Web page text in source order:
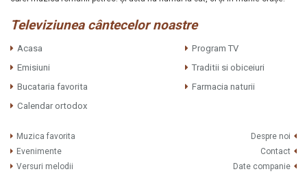
Televiziunea cântecelor noastre
Acasa
Program TV
Emisiuni
Traditii si obiceiuri
Bucataria favorita
Farmacia naturii
Calendar ortodox
Muzica favorita
Evenimente
Versuri melodii
Despre noi
Contact
Date companie